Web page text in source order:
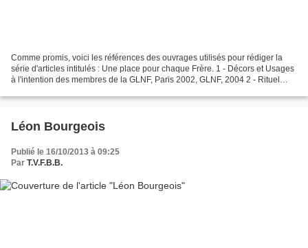
Comme promis, voici les références des ouvrages utilisés pour rédiger la
série d'articles intitulés : Une place pour chaque Frère. 1 - Décors et Usages
à l'intention des membres de la GLNF, Paris 2002, GLNF, 2004 2 - Rituel
Léon Bourgeois
Publié le 16/10/2013 à 09:25
Par T.V.F.B.B.